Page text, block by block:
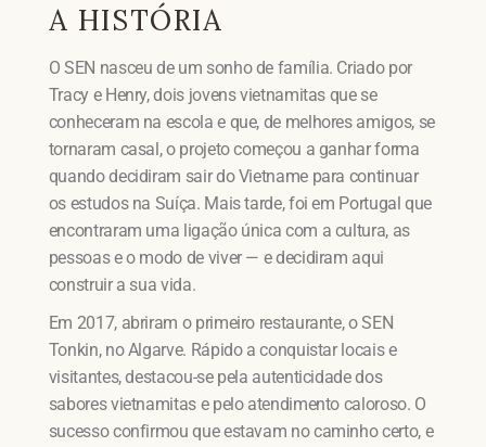
A HISTÓRIA
O SEN nasceu de um sonho de família. Criado por
Tracy e Henry, dois jovens vietnamitas que se
conheceram na escola e que, de melhores amigos, se
tornaram casal, o projeto começou a ganhar forma
quando decidiram sair do Vietname para continuar
os estudos na Suíça. Mais tarde, foi em Portugal que
encontraram uma ligação única com a cultura, as
pessoas e o modo de viver — e decidiram aqui
construir a sua vida.
Em 2017, abriram o primeiro restaurante, o SEN
Tonkin, no Algarve. Rápido a conquistar locais e
visitantes, destacou-se pela autenticidade dos
sabores vietnamitas e pelo atendimento caloroso. O
sucesso confirmou que estavam no caminho certo, e